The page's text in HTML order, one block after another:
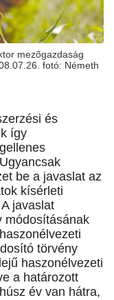
mezõgazdaság
fotó: Németh
és
így
be a javaslat az
kísérleti
javaslat
módosításának
törvény
haszonélvezeti
a határozott
év van hátra,